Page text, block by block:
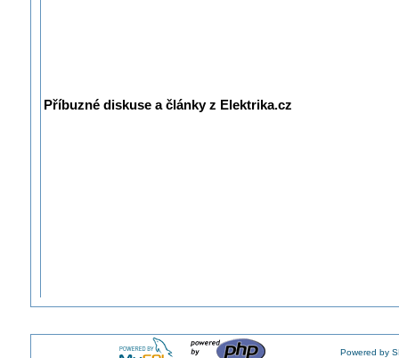
Příbuzné diskuse a články z Elektrika.cz
Powered by